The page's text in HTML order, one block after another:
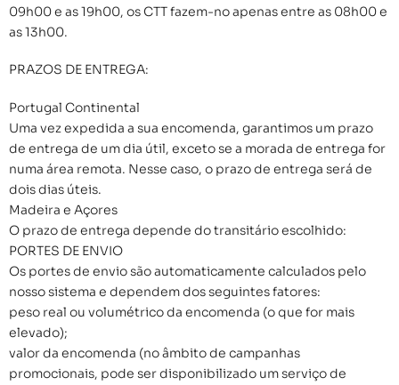
09h00 e as 19h00, os CTT fazem-no apenas entre as 08h00 e
as 13h00.
PRAZOS DE ENTREGA:
Portugal Continental
Uma vez expedida a sua encomenda, garantimos um prazo
de entrega de um dia útil, exceto se a morada de entrega for
numa área remota. Nesse caso, o prazo de entrega será de
dois dias úteis.
Madeira e Açores
O prazo de entrega depende do transitário escolhido:
PORTES DE ENVIO
Os portes de envio são automaticamente calculados pelo
nosso sistema e dependem dos seguintes fatores:
peso real ou volumétrico da encomenda (o que for mais
elevado);
valor da encomenda (no âmbito de campanhas
promocionais, pode ser disponibilizado um serviço de